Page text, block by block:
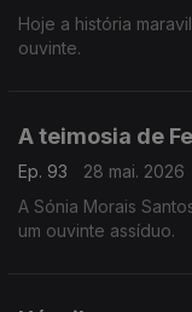
Hoje a história
ouvinte.
A teimosia de
Ep. 93
28 mai. 2026
A Sónia Morais
um ouvinte assíduo.